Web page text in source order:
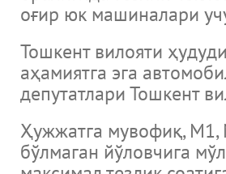
оғир юк машиналари
Тошкент вилояти
аҳамиятга эга
депутатлари Тошкент
Ҳужжатга мувофиқ, M1,
бўлмаган йўловчига